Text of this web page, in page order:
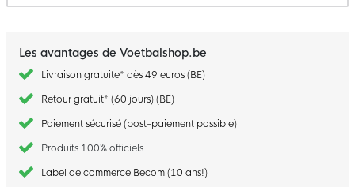
Les avantages de Voetbalshop.be
Livraison gratuite* dès 49 euros (BE)
Retour gratuit* (60 jours) (BE)
Paiement sécurisé (post-paiement possible)
Produits 100% officiels
Label de commerce Becom (10 ans!)